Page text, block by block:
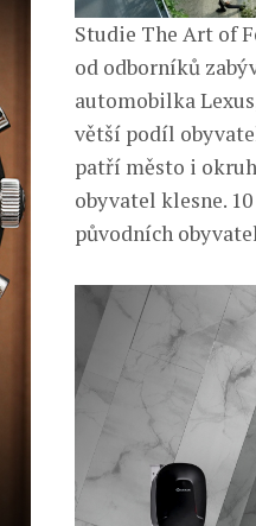
Studie The Art of
od odborníků
automobilka
větší podíl
patří město i
obyvatel klesne.
původních